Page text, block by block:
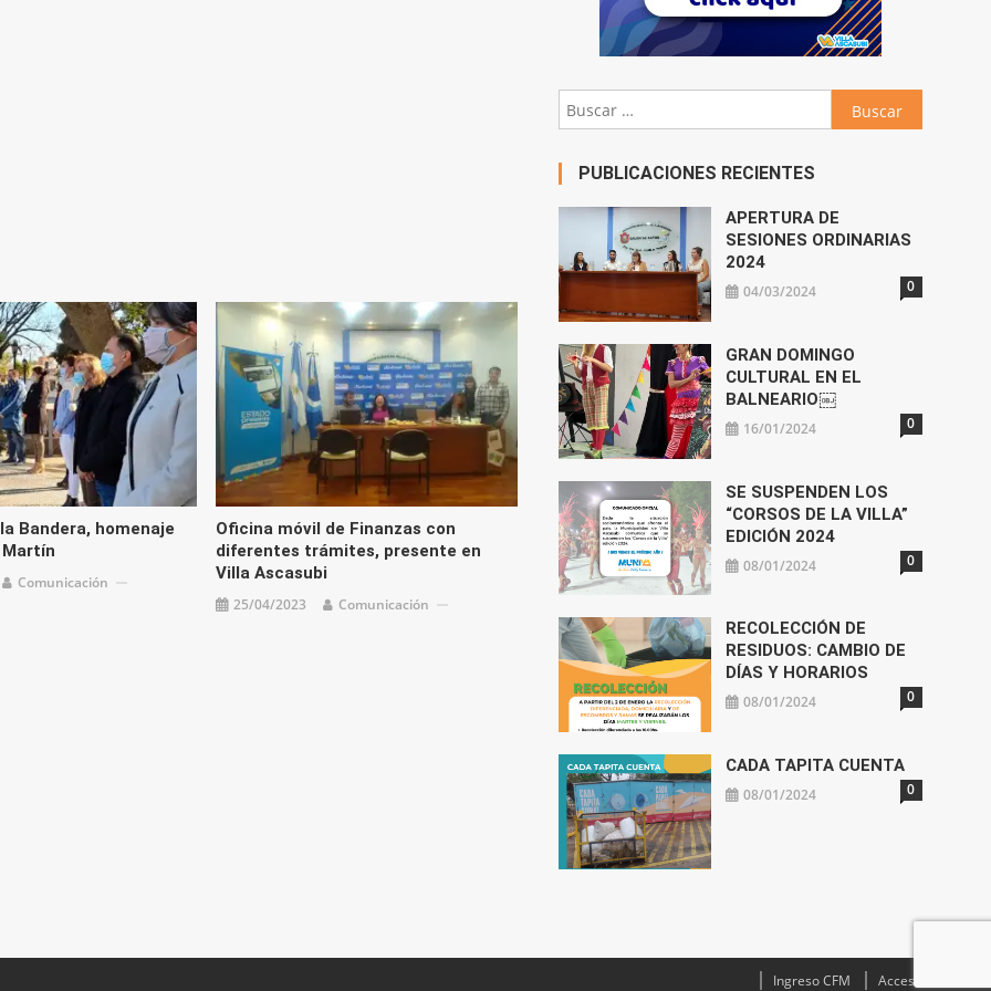
Bandera, homenaje
Martín
Comunicación
Oficina móvil de Finanzas con
diferentes trámites, presente en
Villa Ascasubi
25/04/2023 Comunicación
Buscar:
PUBLICACIONES RECIENTES
APERTURA DE
SESIONES ORDINARIAS
2024
04/03/2024 0
GRAN DOMINGO
CULTURAL EN EL
BALNEARIO￼
16/01/2024 0
SE SUSPENDEN LOS
“CORSOS DE LA VILLA”
EDICIÓN 2024
08/01/2024 0
RECOLECCIÓN DE
RESIDUOS: CAMBIO DE
DÍAS Y HORARIOS
08/01/2024 0
CADA TAPITA CUENTA
08/01/2024 0
Ingreso CFM Acceso